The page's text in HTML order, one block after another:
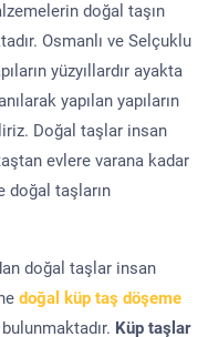
doğal taşın
Osmanlı ve Selçuklu
yüzyıllardır ayakta
yapılan yapıların
Doğal taşlar insan
evlere varana kadar
doğal taşların
doğal taşlar insan
doğal küp taş döşeme
Küp taşlar